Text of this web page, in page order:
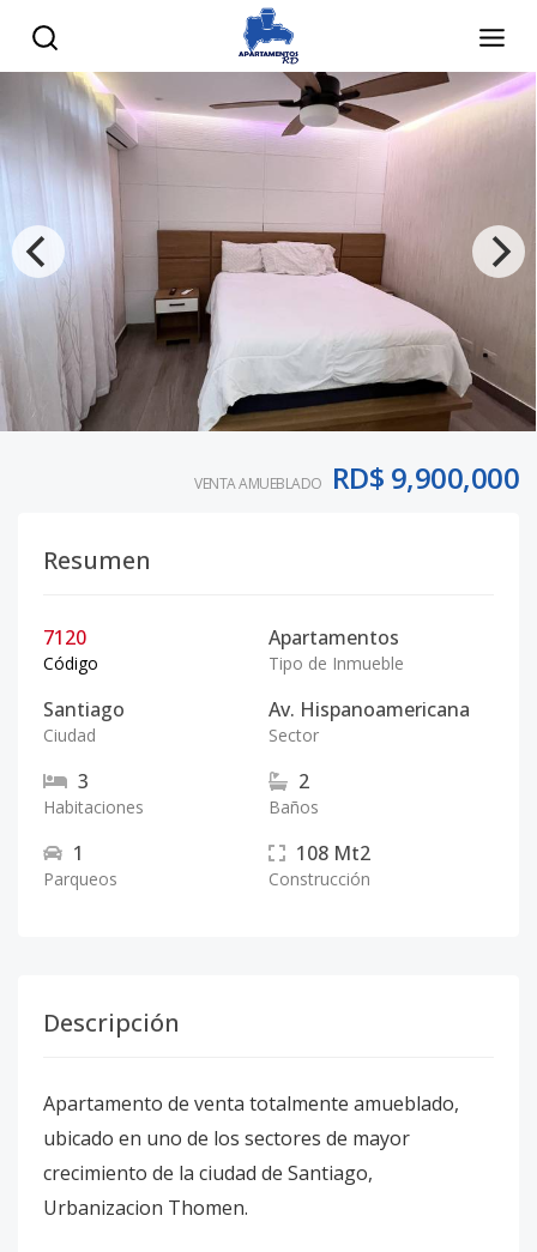
VENTA AMUEBLADO RD$ 9,900,000
Resumen
7120
Código
Apartamentos
Tipo de Inmueble
Santiago
Ciudad
Av. Hispanoamericana
Sector
3
Habitaciones
2
Baños
1
Parqueos
108 Mt2
Construcción
Descripción
Apartamento de venta totalmente amueblado,
ubicado en uno de los sectores de mayor
crecimiento de la ciudad de Santiago,
Urbanizacion Thomen.